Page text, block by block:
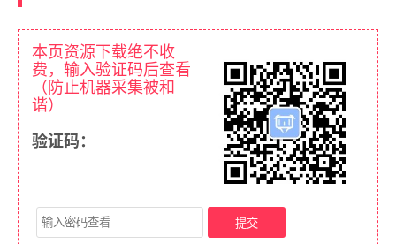
本页资源下载绝不收
费，输入验证码后查看
（防止机器采集被和
谐）
验证码：